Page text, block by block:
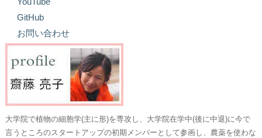
GitHub
お問い合わせ
大学院で植物の細胞学(主に形)を専攻し、大学院在学中(後に中退)に今で
言うところのスタートアップの初期メンバーとして参画し、農薬を使わな